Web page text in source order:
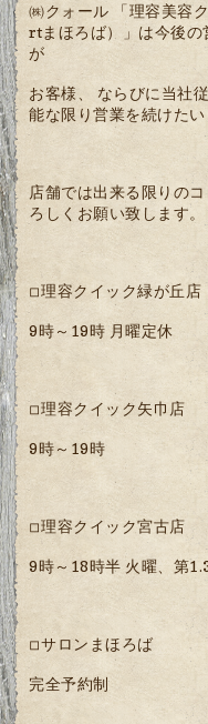
㈱クォール 「理容美容
rtまほろば）」は今後
が
お客様、 ならびに当社
能な限り営業を続けたい
店舗では出来る限りの
ろしくお願い致します。
◽理容クイック緑が丘店
9時～ 19時 月曜定休
◽理容クイック矢巾店
9時～ 19時
◽理容クイック宮古店
9時～ 18時半 火曜、第
◽サロンまほろば
完全予約制